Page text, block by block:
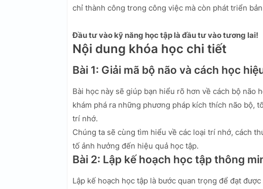
chỉ thành công trong công việc mà còn phát triển
Đầu tư vào kỹ năng học tập là đầu tư vào tương lai!
Nội dung khóa học chi tiết
Bài 1: Giải mã bộ não và cách học
Bài học này sẽ giúp bạn hiểu rõ hơn về cách bộ não
khám phá ra những phương pháp kích thích não bộ,
trí nhớ.
Chúng ta sẽ cùng tìm hiểu về các loại trí nhớ, cách
tố ảnh hưởng đến hiệu quả học tập.
Bài 2: Lập kế hoạch học tập thông
Lập kế hoạch học tập là bước quan trọng để đạt